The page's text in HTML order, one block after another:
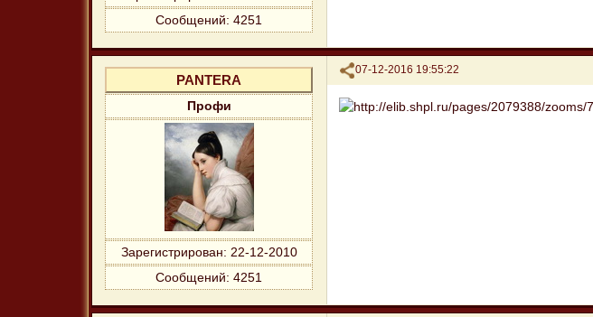
Сообщений: 4251
Поделиться
07-12-2016 19:55:22
PANTERA
Профи
Зарегистрирован: 22-12-2010
Сообщений: 4251